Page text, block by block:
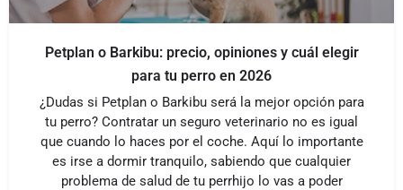
Petplan o Barkibu: precio, opiniones y cuál elegir
para tu perro en 2026
¿Dudas si Petplan o Barkibu será la mejor opción para
tu perro? Contratar un seguro veterinario no es igual
que cuando lo haces por el coche. Aquí lo importante
es irse a dormir tranquilo, sabiendo que cualquier
problema de salud de tu perrhijo lo vas a poder